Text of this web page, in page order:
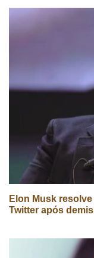
Elon Musk
Twitter após